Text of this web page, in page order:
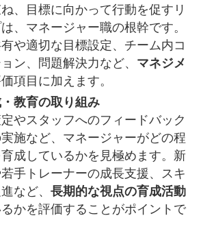
、目標に向かって行動を促すリ
、マネージャー職の根幹です。
や適切な目標設定、チーム内コ
ン、問題解決力など、 マネジメ
項目に加えます。
教育の取り組み
やスタッフへのフィードバック
施など、マネージャーがどの程
成しているかを見極めます。新
手トレーナーの成長支援、スキ
など、 長期的な視点の育成活動
かを評価することがポイントで